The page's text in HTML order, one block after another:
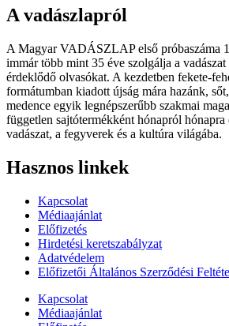
A vadászlapról
A Magyar VADÁSZLAP első próbaszáma
immár több mint 35 éve szolgálja a
érdeklődő olvasókat. A kezdetben fekete-
formátumban kiadott újság mára hazánk,
medence egyik legnépszerűbb szakmai
független sajtótermékként hónapról
vadászat, a fegyverek és a kultúra világába.
Hasznos linkek
Kapcsolat
Médiaajánlat
Előfizetés
Hirdetési keretszabályzat
Adatvédelem
Előfizetői Általános Szerződési
Kapcsolat
Médiaajánlat